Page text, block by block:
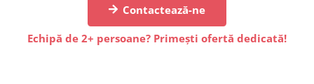
Contactează-ne
Echipă de 2+ persoane? Primești ofertă dedicată!